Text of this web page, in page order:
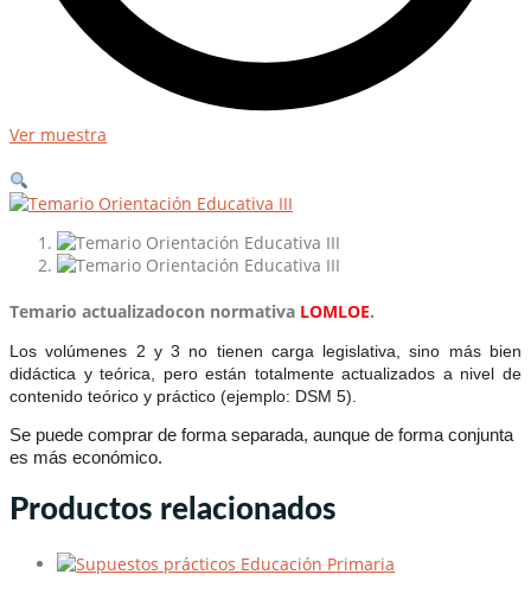
Ver muestra
Temario actualizadocon normativa LOMLOE.
Los volúmenes 2 y 3 no tienen carga legislativa, sino más bien
didáctica y teórica, pero están totalmente actualizados a nivel de
contenido teórico y práctico (ejemplo: DSM 5).
Se puede comprar de forma separada, aunque de forma conjunta
es más económico.
Productos relacionados